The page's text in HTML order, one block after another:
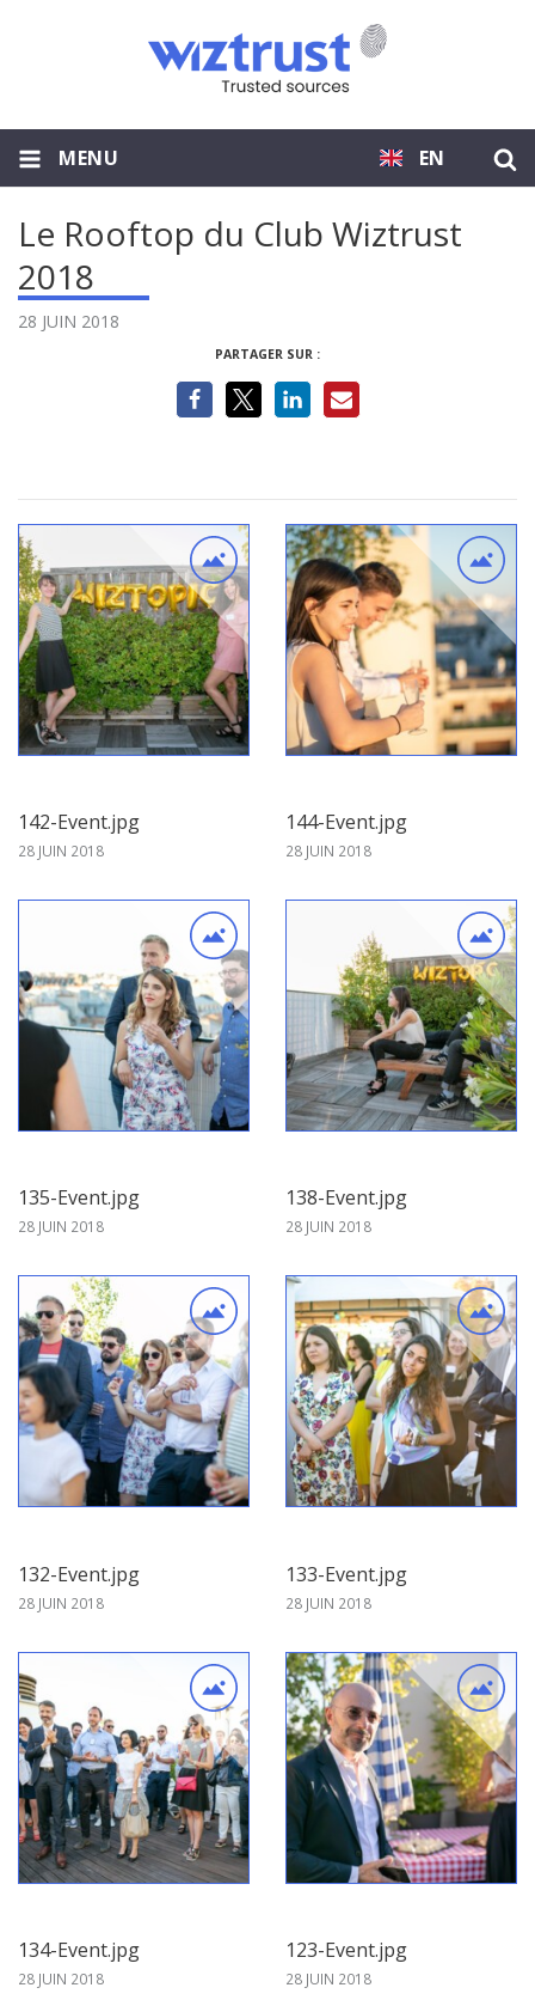
EN
MENU
Le Rooftop du Club Wiztrust
2018
28 JUIN 2018
PARTAGER SUR :
142-Event.jpg
28 JUIN 2018
144-Event.jpg
28 JUIN 2018
135-Event.jpg
28 JUIN 2018
138-Event.jpg
28 JUIN 2018
132-Event.jpg
28 JUIN 2018
133-Event.jpg
28 JUIN 2018
134-Event.jpg
28 JUIN 2018
123-Event.jpg
28 JUIN 2018